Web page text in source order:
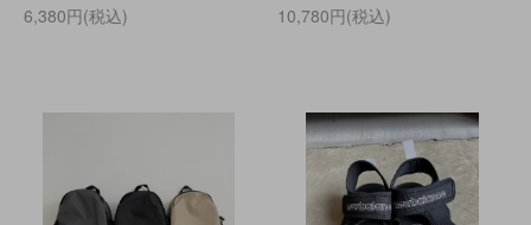
6,380円(税込)
10,780円(税込)